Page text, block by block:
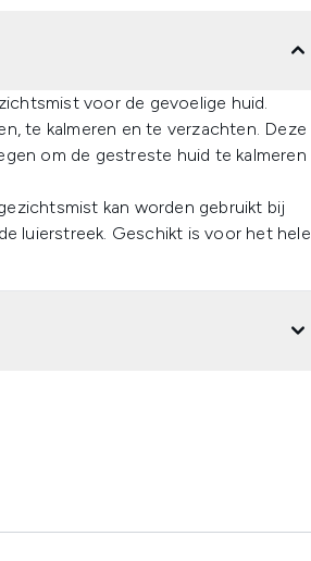
voor de gevoelige huid.
te kalmeren en te verzachten. Deze
om de gestreste huid te kalmeren
kan worden gebruikt bij
luierstreek. Geschikt is voor het hele